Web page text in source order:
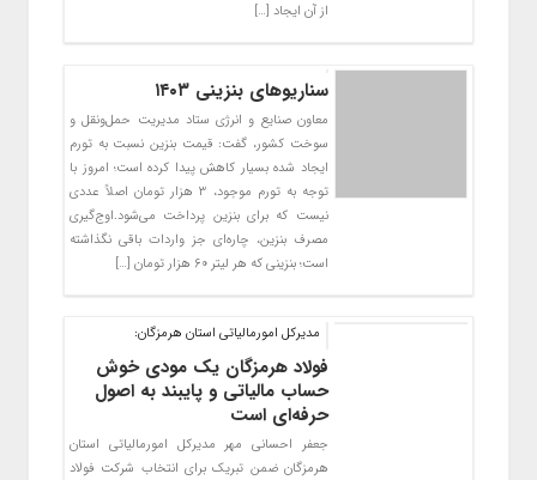
از آن ایجاد […]
سناریو‌های بنزینی ۱۴۰۳
معاون صنایع و انرژی ستاد مدیریت حمل‌ونقل و
سوخت کشور، گفت: قیمت بنزین نسبت به تورم
ایجاد شده بسیار کاهش پیدا کرده است؛ امروز با
توجه به تورم موجود، ۳ هزار تومان اصلاً عددی
نیست که برای بنزین پرداخت می‌شود.اوج‌گیری
مصرف بنزین، چاره‌ای جز واردات باقی نگذاشته
است؛ بنزینی که هر لیتر ۶۰ هزار تومان […]
مدیرکل امورمالیاتی استان هرمزگان:
فولاد هرمزگان یک مودی خوش
حساب مالیاتی و پایبند به اصول
حرفه‌ای است
جعفر احسانی مهر مدیرکل امورمالیاتی استان
هرمزگان ضمن تبریک برای انتخاب شرکت فولاد